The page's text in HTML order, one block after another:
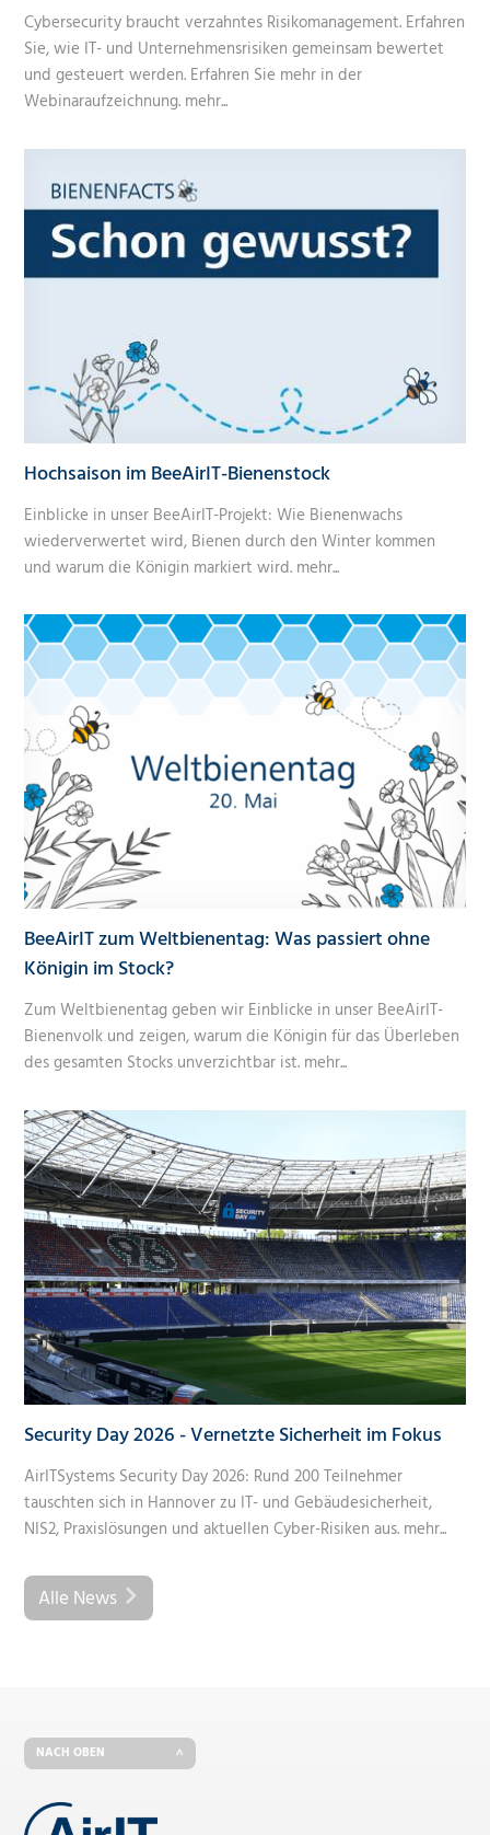
Cybersecurity braucht verzahntes Risikomanagement. Erfahren
Sie, wie IT- und Unternehmensrisiken gemeinsam bewertet
und gesteuert werden. Erfahren Sie mehr in der
Webinaraufzeichnung. mehr...
Hochsaison im BeeAirIT-Bienenstock
Einblicke in unser BeeAirIT-Projekt: Wie Bienenwachs
wiederverwertet wird, Bienen durch den Winter kommen
und warum die Königin markiert wird. mehr...
BeeAirIT zum Weltbienentag: Was passiert ohne
Königin im Stock?
Zum Weltbienentag geben wir Einblicke in unser BeeAirIT-
Bienenvolk und zeigen, warum die Königin für das Überleben
des gesamten Stocks unverzichtbar ist. mehr...
Security Day 2026 - Vernetzte Sicherheit im Fokus
AirITSystems Security Day 2026: Rund 200 Teilnehmer
tauschten sich in Hannover zu IT- und Gebäudesicherheit,
NIS2, Praxislösungen und aktuellen Cyber-Risiken aus. mehr...
Alle News
NACH OBEN